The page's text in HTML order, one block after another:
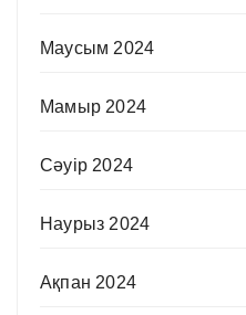
Маусым 2024
Мамыр 2024
Сәуір 2024
Наурыз 2024
Ақпан 2024